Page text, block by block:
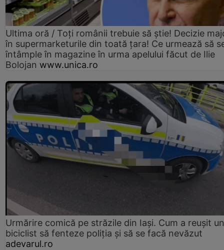
Ultima oră / Toți românii trebuie să știe! Decizie
în supermarketurile din toată țara! Ce urmează să
întâmple în magazine în urma apelului făcut de Ilie
Bolojan www.unica.ro
Urmărire comică pe străzile din Iași. Cum a reușit un
biciclist să fenteze poliția și să se facă nevăzut
adevarul.ro